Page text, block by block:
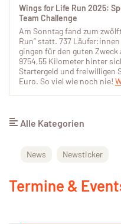
Wings for Life Run 2025:
Team Challenge
Am Sonntag fand zum
Run” statt. 737 Läufer:innen
gingen für den guten
9754,55 Kilometer hinter
Startergeld und freiwilligen
Euro. So viel wie noch nie!
Alle Kategorien
News Newsticker
Termine &